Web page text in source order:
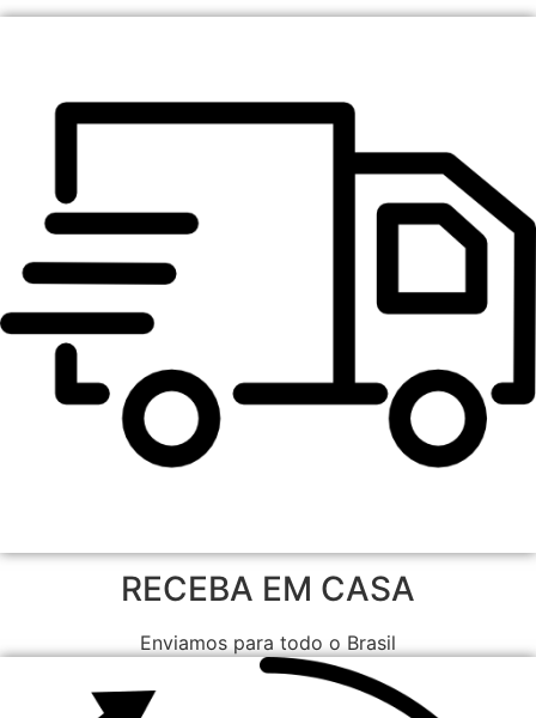
RECEBA EM CASA
Enviamos para todo o Brasil